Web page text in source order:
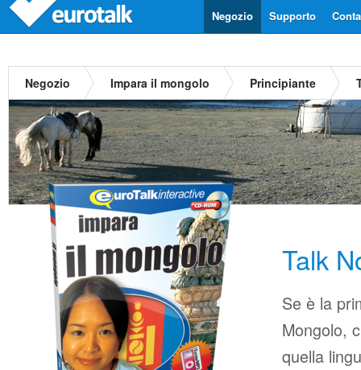
Supporto
Negozio
Negozio Impara il mongolo Principiante
Talk
Se è la
Mongolo,
quella